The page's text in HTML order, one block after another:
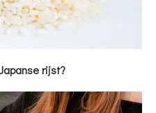
rijst?